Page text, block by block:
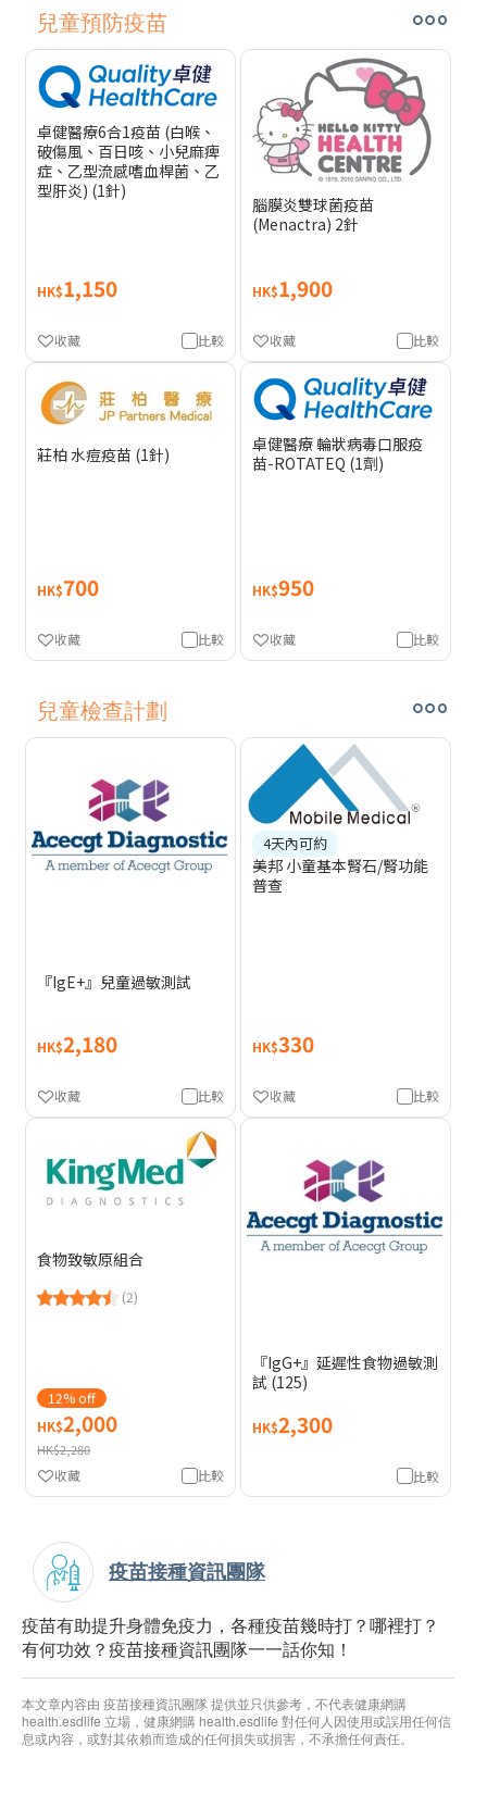
兒童預防疫苗
卓健醫療6合1疫苗 (白喉、
破傷風、百日咳、小兒麻痺
症、乙型流感嗜血桿菌、乙
型肝炎) (1針)
HK$1,150
比較
收藏
腦膜炎雙球菌疫苗
(Menactra) 2針
HK$1,900
比較
收藏
莊柏 水痘疫苗 (1針)
HK$700
比較
收藏
卓健醫療 輪狀病毒口服疫
苗-ROTATEQ (1劑)
HK$950
比較
收藏
兒童檢查計劃
『IgE+』兒童過敏測試
HK$2,180
比較
收藏
4天內可約
美邦 小童基本腎石/腎功能
普查
HK$330
比較
收藏
食物致敏原組合
(2)
12% off
HK$2,000
HK$2,280
比較
收藏
『IgG+』延遲性食物過敏測
試 (125)
HK$2,300
比較
疫苗接種資訊團隊
疫苗有助提升身體免疫力，各種疫苗幾時打？哪裡打？
有何功效？疫苗接種資訊團隊一一話你知！
本文章內容由 疫苗接種資訊團隊 提供並只供參考，不代表健康網購
health.esdlife 立場，健康網購 health.esdlife 對任何人因使用或誤用任何信
息或內容，或對其依賴而造成的任何損失或損害，不承擔任何責任。